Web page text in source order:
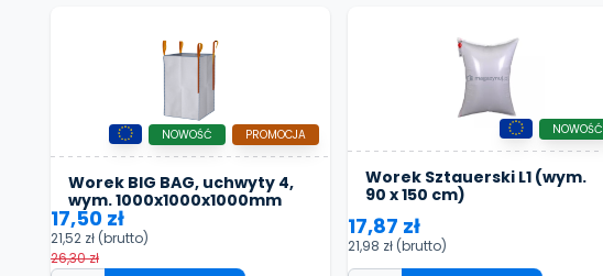
Worek BIG BAG, uchwyty 4,
wym. 1000x1000x1000mm
NOWOŚĆ PROMOCJA
17,50 zł
21,52 zł (brutto)
26,30 zł
Worek Sztauerski L1 (wym.
90 x 150 cm)
NOWOŚĆ
17,87 zł
21,98 zł (brutto)